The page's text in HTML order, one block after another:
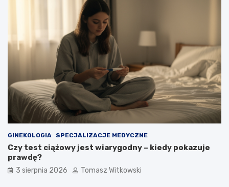
GINEKOLOGIA SPECJALIZACJE MEDYCZNE
Czy test ciążowy jest wiarygodny – kiedy pokazuje
prawdę?
3 sierpnia 2026 Tomasz Witkowski